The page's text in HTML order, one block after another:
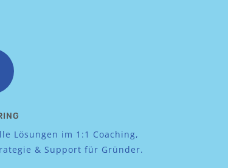
Lösungen im 1:1 Coaching,
& Support für Gründer.